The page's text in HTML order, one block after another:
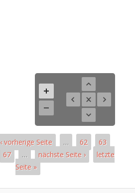
‹ vorherige Seite … 62
63
67 … nächste Seite ›
letzte
Seite »